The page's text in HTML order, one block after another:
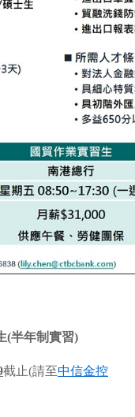
(半年制實習)
截止(請至中信金控